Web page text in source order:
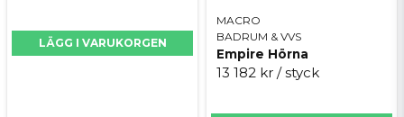
LÄGG I VARUKORGEN
MACRO
BADRUM & VVS
Empire Hörna
13 182 kr / styck